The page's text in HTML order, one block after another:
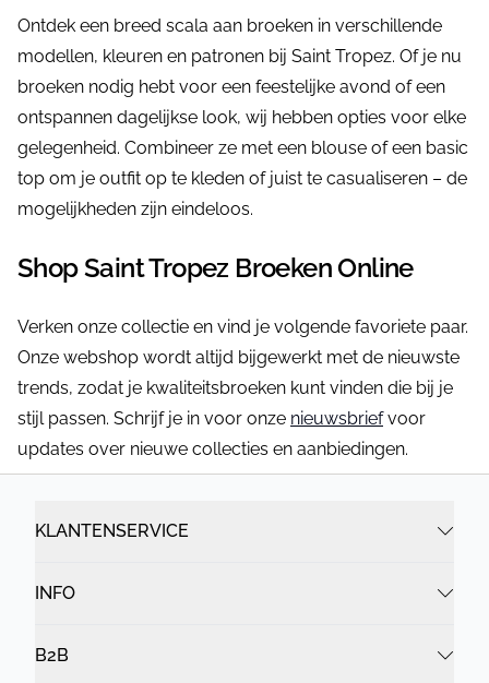
Ontdek een breed scala aan broeken in verschillende
modellen, kleuren en patronen bij Saint Tropez. Of je nu
broeken nodig hebt voor een feestelijke avond of een
ontspannen dagelijkse look, wij hebben opties voor elke
gelegenheid. Combineer ze met een blouse of een basic
top om je outfit op te kleden of juist te casualiseren – de
mogelijkheden zijn eindeloos.
Shop Saint Tropez Broeken Online
Verken onze collectie en vind je volgende favoriete paar.
Onze webshop wordt altijd bijgewerkt met de nieuwste
trends, zodat je kwaliteitsbroeken kunt vinden die bij je
stijl passen. Schrijf je in voor onze nieuwsbriefvoor
updates over nieuwe collecties en aanbiedingen.
KLANTENSERVICE
INFO
B2B